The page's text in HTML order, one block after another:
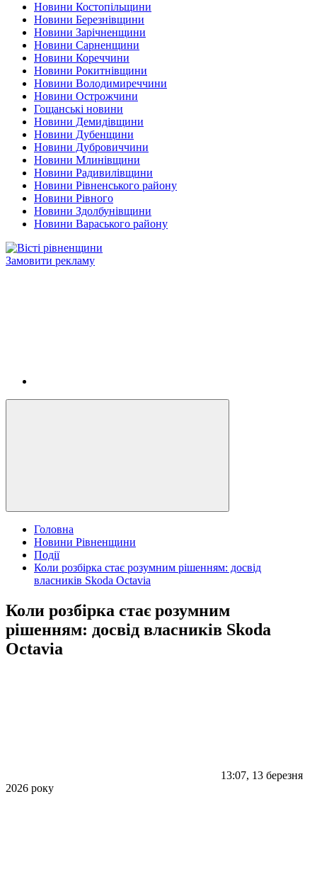
Новини Костопільщини
Новини Березнівщини
Новини Зарічненщини
Новини Сарненщини
Новини Кореччини
Новини Рокитнівщини
Новини Володимиреччини
Новини Острожчини
Гощанські новини
Новини Демидівщини
Новини Дубенщини
Новини Дубровиччини
Новини Млинівщини
Новини Радивилівщини
Новини Рівненського району
Новини Рівного
Новини Здолбунівщини
Новини Вараського району
Замовити рекламу
Головна
Новини Рівненщини
Події
Коли розбірка стає розумним рішенням: досвід
власників Skoda Octavia
Коли розбірка стає розумним
рішенням: досвід власників Skoda
Octavia
13:07, 13 березня
2026 року